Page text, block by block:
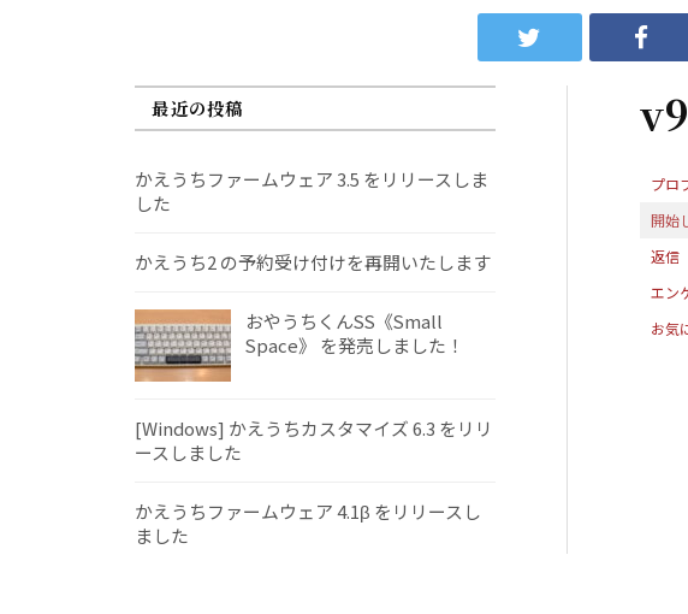
プロ
開始
返信
エン
お気
最近の投稿
かえうちファームウェア 3.5 をリリースしま
した
かえうち2 の予約受け付けを再開いたします
おやうちくんSS《Small
Space》 を発売しました！
[Windows] かえうちカスタマイズ 6.3 をリリ
ースしました
かえうちファームウェア 4.1β をリリースし
ました